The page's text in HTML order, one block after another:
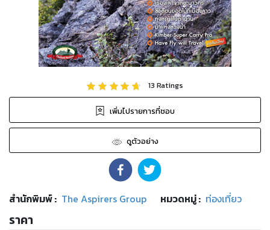
13 Ratings
เพิ่มไปรายการที่ชอบ
ดูตัวอย่าง
สำนักพิมพ์: The Aspirers Group หมวดหมู่: ท่องเที่ยว
ราคา